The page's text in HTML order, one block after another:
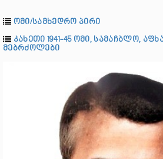
ომი/სამხედრო პირი
კახეთი 1941-45 ომი, სამაჩბლო,
მებრძოლები